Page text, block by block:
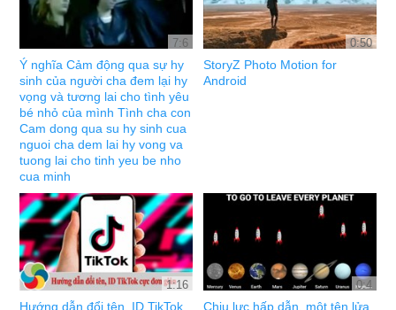
7:6
Ý nghĩa Cảm động qua sự hy
sinh của người cha đem lại hy
vọng và tương lai cho tình yêu
bé nhỏ của mình Tình cha con
Cam dong qua su hy sinh cua
nguoi cha dem lai hy vong va
tuong lai cho tinh yeu be nho
cua minh
0:50
StoryZ Photo Motion for
Android
1:16
Hướng dẫn đổi tên, ID TikTok
0:4
Chịu lực hấp dẫn, một tên lửa